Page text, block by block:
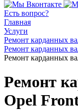
Есть вопрос?
Главная
Услуги
Ремонт карданных
Ремонт карданных
Ремонт карданных
Ремонт
Opel